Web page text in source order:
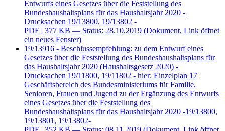
Entwurfs eines Gesetzes über die Feststellung des
Bundeshaushaltsplans für das Haushaltsjahr 2020 -
Drucksachen 19/13800, 19/13802 -
PDF | 377 KB — Status: 28.10.2019 (Dokument, Link öffnet
ein neues Fenster)
19/13916 - Beschlussempfehlung: zu dem Entwurf eines
Gesetzes über die Feststellung des Bundeshaushaltsplans für
das Haushaltsjahr 2020 (Haushaltsgesetz 2020) -
Drucksachen 19/11800, 19/11802 - hier: Einzelplan 17
Geschäftsbereich des Bundesministeriums für Familie,
Senioren, Frauen und Jugend zu der Ergänzung des Entwurfs
eines Gesetzes über die Feststellung des
Bundeshaushaltsplans für das Haushaltsjahr 2020 -19/13800,
19/13801, 19/13802-